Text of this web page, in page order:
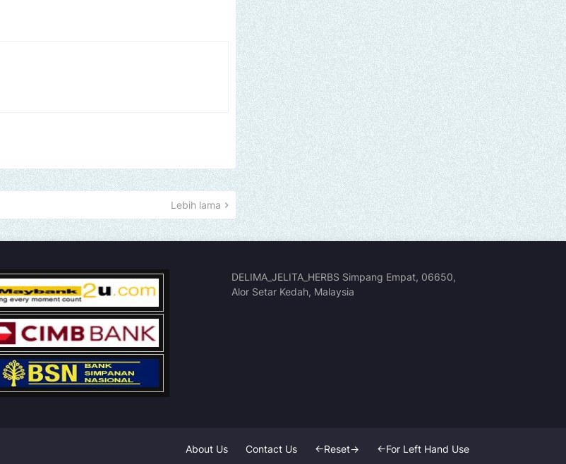
Lebih lama
DELIMA_JELITA_HERBS Simpang Empat, 06650,
Alor Setar Kedah, Malaysia
About Us Contact Us <-Reset-> <-For Left Hand Use